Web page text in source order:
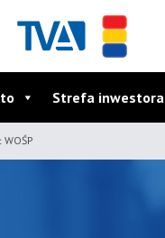
Strefa inwestora